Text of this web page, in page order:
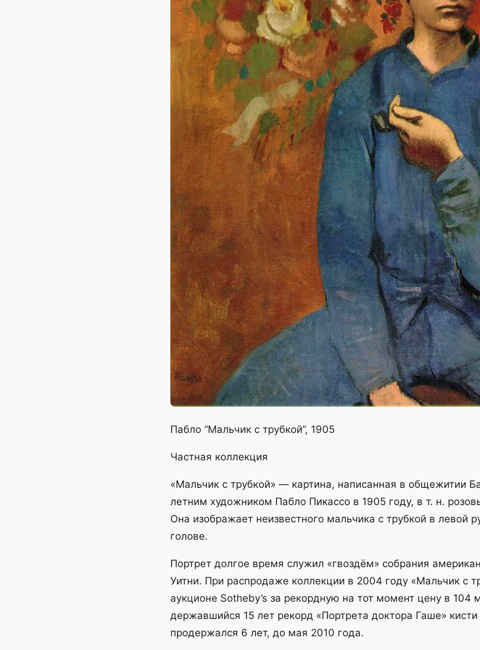
Пабло “Мальчик с трубкой”, 1905
Частная коллекция
«Мальчик с трубкой» — картина, написанная в общежитии
летним художником Пабло Пикассо в 1905 году, в т. н.
Она изображает неизвестного мальчика с трубкой в левой
голове.
Портрет долгое время служил «гвоздём» собрания
Уитни. При распродаже коллекции в 2004 году «Мальчик с
аукционе Sotheby’s за рекордную на тот момент цену в 104
державшийся 15 лет рекорд «Портрета доктора Гаше» кисти
продержался 6 лет, до мая 2010 года.